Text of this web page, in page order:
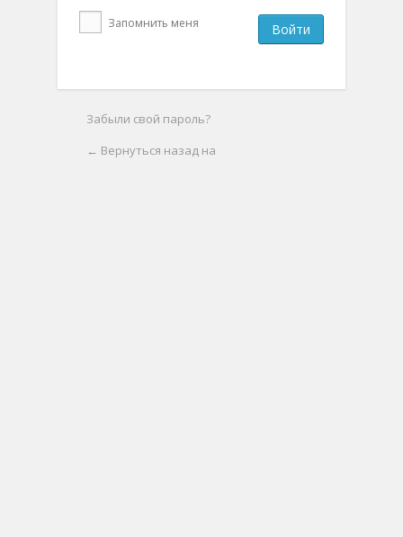
Запомнить меня
Забыли свой пароль?
← Вернуться назад на